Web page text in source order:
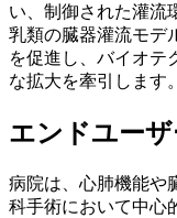
い、制御された灌流
乳類の臓器灌流モデ
を促進し、バイオテ
な拡大を牽引します。
エンドユー
病院は、心肺機能や
科手術において中心